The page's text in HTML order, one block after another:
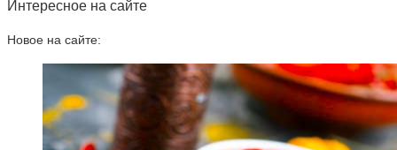
Интересное на сайте
Новое на сайте: